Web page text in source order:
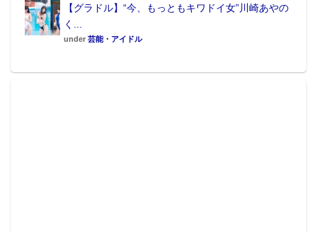
【グラドル】“今、もっともキワドイ女”川崎あやの
く...
under 芸能・アイドル